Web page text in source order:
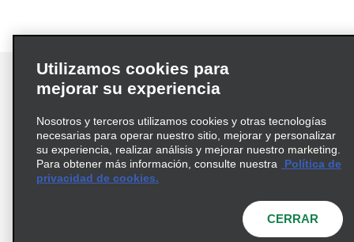
Términos de uso
Política de privacidad
Política de cookies
Información de Salud del Consumidor
© 2026 Enterprise Holdings, Inc. Todos los derechos
Utilizamos cookies para
mejorar su experiencia
Nosotros y terceros utilizamos cookies y otras tecnologías
necesarias para operar nuestro sitio, mejorar y personalizar
su experiencia, realizar análisis y mejorar nuestro marketing.
Para obtener más información, consulte nuestra
Política de
privacidad de cookies.
CERRAR